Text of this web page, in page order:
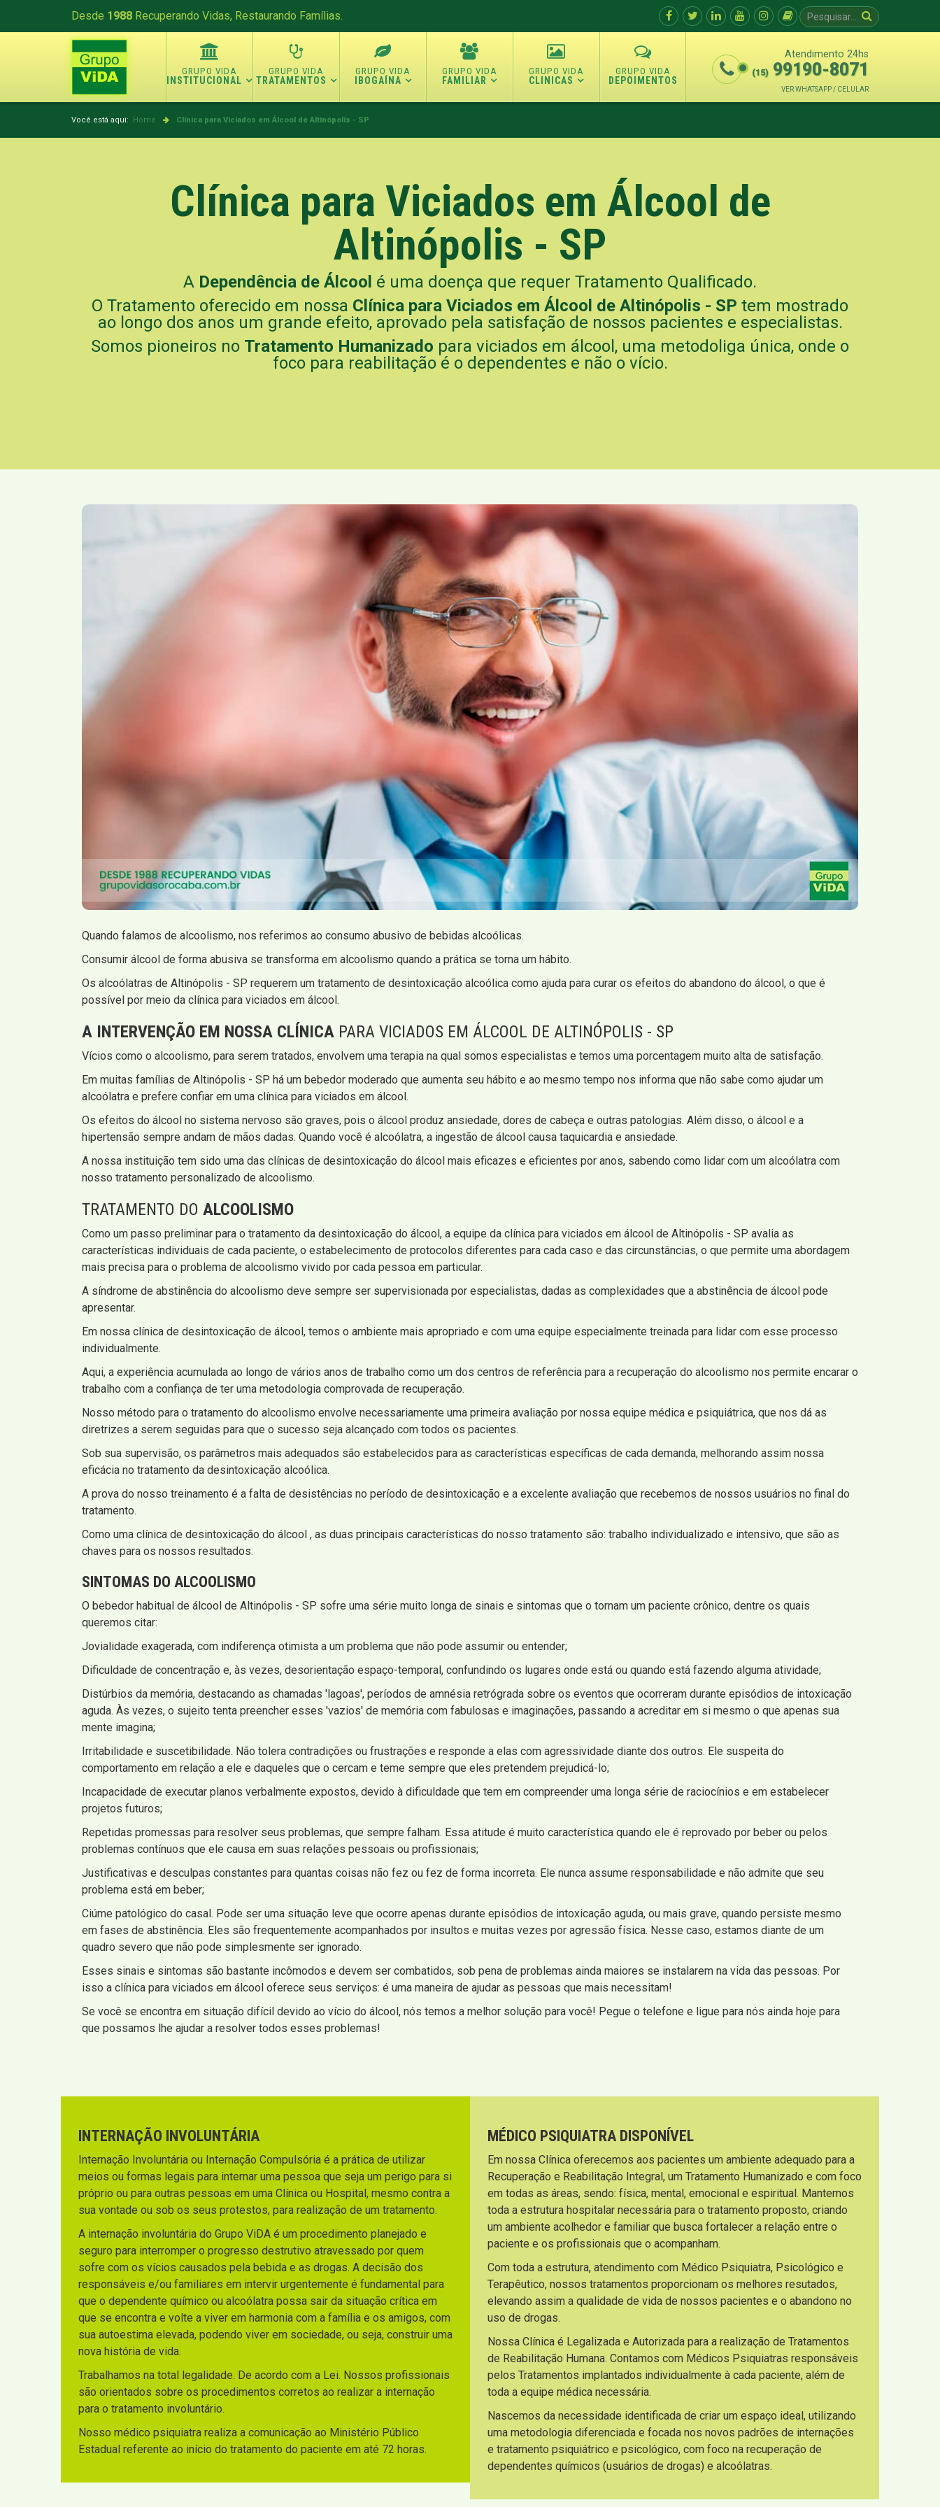
Desde 1988 Recuperando Vidas, Restaurando Famílias.
INSTITUCIONAL TRATAMENTOS IBOGAÍNA FAMILIAR CLINICAS DEPOIMENTOS
Atendimento 24hs
(15) 99190-8071
VER WHATSAPP / CELULAR
Você está aqui: Home Clínica para Viciados em Álcool de Altinópolis - SP
Clínica para Viciados em Álcool de
Altinópolis - SP
A Dependência de Álcool é uma doença que requer Tratamento Qualificado.
O Tratamento oferecido em nossa Clínica para Viciados em Álcool de Altinópolis - SP tem mostrado
ao longo dos anos um grande efeito, aprovado pela satisfação de nossos pacientes e especialistas.
Somos pioneiros no Tratamento Humanizado para viciados em álcool, uma metodoliga única, onde o
foco para reabilitação é o dependentes e não o vício.
Quando falamos de alcoolismo, nos referimos ao consumo abusivo de bebidas alcoólicas.
Consumir álcool de forma abusiva se transforma em alcoolismo quando a prática se torna um hábito.
Os alcoólatras de Altinópolis - SP requerem um tratamento de desintoxicação alcoólica como ajuda para curar os efeitos do abandono do álcool, o que é
possível por meio da clínica para viciados em álcool.
A INTERVENÇÃO EM NOSSA CLÍNICA PARA VICIADOS EM ÁLCOOL DE ALTINÓPOLIS - SP
Vícios como o alcoolismo, para serem tratados, envolvem uma terapia na qual somos especialistas e temos uma porcentagem muito alta de satisfação.
Em muitas famílias de Altinópolis - SP há um bebedor moderado que aumenta seu hábito e ao mesmo tempo nos informa que não sabe como ajudar um
alcoólatra e prefere confiar em uma clínica para viciados em álcool.
Os efeitos do álcool no sistema nervoso são graves, pois o álcool produz ansiedade, dores de cabeça e outras patologias. Além disso, o álcool e a
hipertensão sempre andam de mãos dadas. Quando você é alcoólatra, a ingestão de álcool causa taquicardia e ansiedade.
A nossa instituição tem sido uma das clínicas de desintoxicação do álcool mais eficazes e eficientes por anos, sabendo como lidar com um alcoólatra com
nosso tratamento personalizado de alcoolismo.
TRATAMENTO DO ALCOOLISMO
Como um passo preliminar para o tratamento da desintoxicação do álcool, a equipe da clínica para viciados em álcool de Altinópolis - SP avalia as
características individuais de cada paciente, o estabelecimento de protocolos diferentes para cada caso e das circunstâncias, o que permite uma abordagem
mais precisa para o problema de alcoolismo vivido por cada pessoa em particular.
A síndrome de abstinência do alcoolismo deve sempre ser supervisionada por especialistas, dadas as complexidades que a abstinência de álcool pode
apresentar.
Em nossa clínica de desintoxicação de álcool, temos o ambiente mais apropriado e com uma equipe especialmente treinada para lidar com esse processo
individualmente.
Aqui, a experiência acumulada ao longo de vários anos de trabalho como um dos centros de referência para a recuperação do alcoolismo nos permite encarar o
trabalho com a confiança de ter uma metodologia comprovada de recuperação.
Nosso método para o tratamento do alcoolismo envolve necessariamente uma primeira avaliação por nossa equipe médica e psiquiátrica, que nos dá as
diretrizes a serem seguidas para que o sucesso seja alcançado com todos os pacientes.
Sob sua supervisão, os parâmetros mais adequados são estabelecidos para as características específicas de cada demanda, melhorando assim nossa
eficácia no tratamento da desintoxicação alcoólica.
A prova do nosso treinamento é a falta de desistências no período de desintoxicação e a excelente avaliação que recebemos de nossos usuários no final do
tratamento.
Como uma clínica de desintoxicação do álcool , as duas principais características do nosso tratamento são: trabalho individualizado e intensivo, que são as
chaves para os nossos resultados.
SINTOMAS DO ALCOOLISMO
O bebedor habitual de álcool de Altinópolis - SP sofre uma série muito longa de sinais e sintomas que o tornam um paciente crônico, dentre os quais
queremos citar:
Jovialidade exagerada, com indiferença otimista a um problema que não pode assumir ou entender;
Dificuldade de concentração e, às vezes, desorientação espaço-temporal, confundindo os lugares onde está ou quando está fazendo alguma atividade;
Distúrbios da memória, destacando as chamadas 'lagoas', períodos de amnésia retrógrada sobre os eventos que ocorreram durante episódios de intoxicação
aguda. Às vezes, o sujeito tenta preencher esses 'vazios' de memória com fabulosas e imaginações, passando a acreditar em si mesmo o que apenas sua
mente imagina;
Irritabilidade e suscetibilidade. Não tolera contradições ou frustrações e responde a elas com agressividade diante dos outros. Ele suspeita do
comportamento em relação a ele e daqueles que o cercam e teme sempre que eles pretendem prejudicá-lo;
Incapacidade de executar planos verbalmente expostos, devido à dificuldade que tem em compreender uma longa série de raciocínios e em estabelecer
projetos futuros;
Repetidas promessas para resolver seus problemas, que sempre falham. Essa atitude é muito característica quando ele é reprovado por beber ou pelos
problemas contínuos que ele causa em suas relações pessoais ou profissionais;
Justificativas e desculpas constantes para quantas coisas não fez ou fez de forma incorreta. Ele nunca assume responsabilidade e não admite que seu
problema está em beber;
Ciúme patológico do casal. Pode ser uma situação leve que ocorre apenas durante episódios de intoxicação aguda, ou mais grave, quando persiste mesmo
em fases de abstinência. Eles são frequentemente acompanhados por insultos e muitas vezes por agressão física. Nesse caso, estamos diante de um
quadro severo que não pode simplesmente ser ignorado.
Esses sinais e sintomas são bastante incômodos e devem ser combatidos, sob pena de problemas ainda maiores se instalarem na vida das pessoas. Por
isso a clínica para viciados em álcool oferece seus serviços: é uma maneira de ajudar as pessoas que mais necessitam!
Se você se encontra em situação difícil devido ao vício do álcool, nós temos a melhor solução para você! Pegue o telefone e ligue para nós ainda hoje para
que possamos lhe ajudar a resolver todos esses problemas!
INTERNAÇÃO INVOLUNTÁRIA
Internação Involuntária ou Internação Compulsória é a prática de utilizar
meios ou formas legais para internar uma pessoa que seja um perigo para si
próprio ou para outras pessoas em uma Clínica ou Hospital, mesmo contra a
sua vontade ou sob os seus protestos, para realização de um tratamento.
A internação involuntária do Grupo ViDA é um procedimento planejado e
seguro para interromper o progresso destrutivo atravessado por quem
sofre com os vícios causados pela bebida e as drogas. A decisão dos
responsáveis e/ou familiares em intervir urgentemente é fundamental para
que o dependente químico ou alcoólatra possa sair da situação crítica em
que se encontra e volte a viver em harmonia com a família e os amigos, com
sua autoestima elevada, podendo viver em sociedade, ou seja, construir uma
nova história de vida.
Trabalhamos na total legalidade. De acordo com a Lei. Nossos profissionais
são orientados sobre os procedimentos corretos ao realizar a internação
para o tratamento involuntário.
Nosso médico psiquiatra realiza a comunicação ao Ministério Público
Estadual referente ao início do tratamento do paciente em até 72 horas.
MÉDICO PSIQUIATRA DISPONÍVEL
Em nossa Clínica oferecemos aos pacientes um ambiente adequado para a
Recuperação e Reabilitação Integral, um Tratamento Humanizado e com foco
em todas as áreas, sendo: física, mental, emocional e espiritual. Mantemos
toda a estrutura hospitalar necessária para o tratamento proposto, criando
um ambiente acolhedor e familiar que busca fortalecer a relação entre o
paciente e os profissionais que o acompanham.
Com toda a estrutura, atendimento com Médico Psiquiatra, Psicológico e
Terapêutico, nossos tratamentos proporcionam os melhores resutados,
elevando assim a qualidade de vida de nossos pacientes e o abandono no
uso de drogas.
Nossa Clínica é Legalizada e Autorizada para a realização de Tratamentos
de Reabilitação Humana. Contamos com Médicos Psiquiatras responsáveis
pelos Tratamentos implantados individualmente à cada paciente, além de
toda a equipe médica necessária.
Nascemos da necessidade identificada de criar um espaço ideal, utilizando
uma metodologia diferenciada e focada nos novos padrões de internações
e tratamento psiquiátrico e psicológico, com foco na recuperação de
dependentes químicos (usuários de drogas) e alcoólatras.